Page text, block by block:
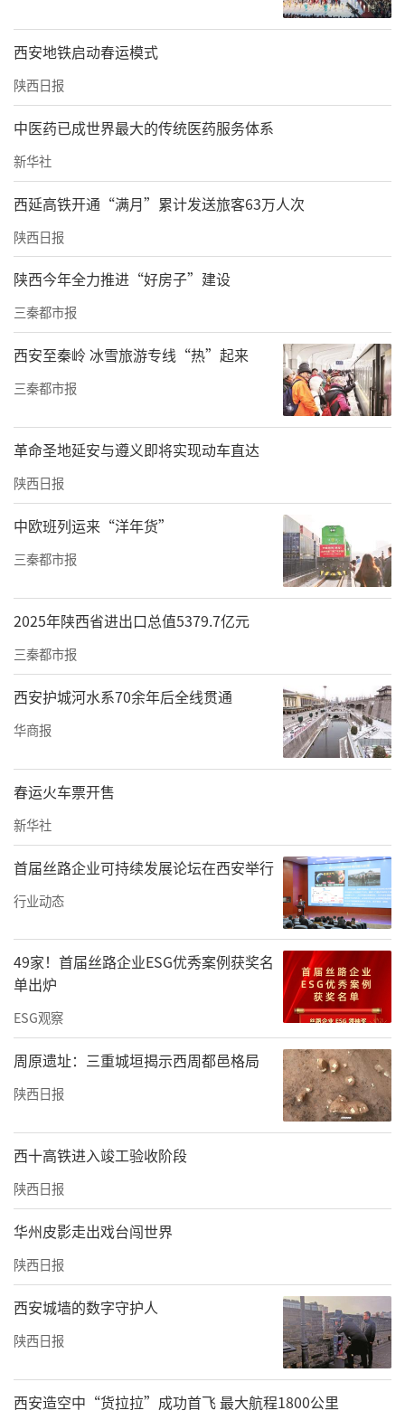
西安地铁启动春运模式
陕西日报
中医药已成世界最大的传统医药服务体系
新华社
西延高铁开通“满月”累计发送旅客63万人次
陕西日报
陕西今年全力推进“好房子”建设
三秦都市报
西安至秦岭 冰雪旅游专线“热”起来
三秦都市报
革命圣地延安与遵义即将实现动车直达
陕西日报
中欧班列运来“洋年货”
三秦都市报
2025年陕西省进出口总值5379.7亿元
三秦都市报
西安护城河水系70余年后全线贯通
华商报
春运火车票开售
新华社
首届丝路企业可持续发展论坛在西安举行
行业动态
49家！首届丝路企业ESG优秀案例获奖名
单出炉
ESG观察
周原遗址：三重城垣揭示西周都邑格局
陕西日报
西十高铁进入竣工验收阶段
陕西日报
华州皮影走出戏台闯世界
陕西日报
西安城墙的数字守护人
陕西日报
西安造空中“货拉拉”成功首飞 最大航程1800公里